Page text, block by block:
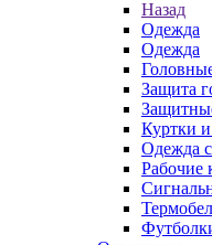
Назад
Одежда
Одежда
Защита
Куртки и
Одежда
Рабочие